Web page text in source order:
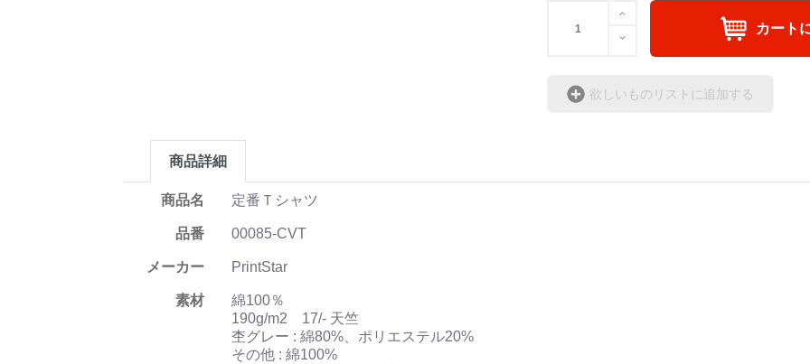
カート
欲しいものリストに追加する
商品詳細
商品名 定番Ｔシャツ
品番 00085-CVT
メーカー PrintStar
素材
綿100％
190g/m2 17/- 天竺
杢グレー : 綿80%、ポリエステル20%
その他 : 綿100%